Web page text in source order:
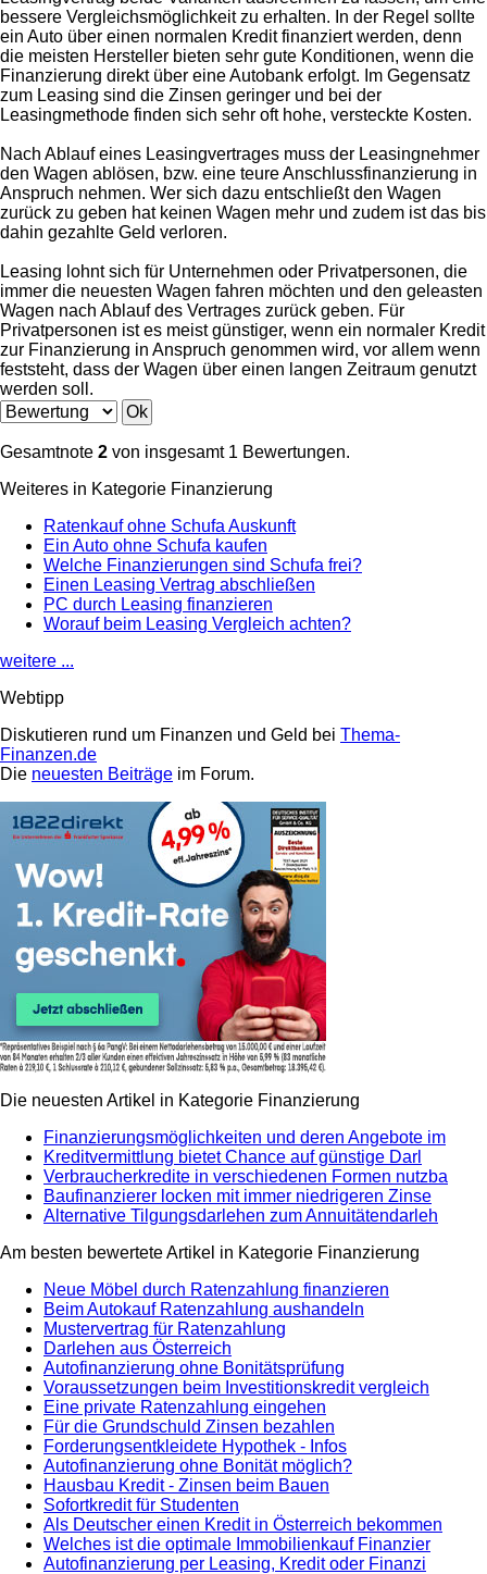
bessere Vergleichsmöglichkeit zu erhalten. In der Regel sollte
ein Auto über einen normalen Kredit finanziert werden, denn
die meisten Hersteller bieten sehr gute Konditionen, wenn die
Finanzierung direkt über eine Autobank erfolgt. Im Gegensatz
zum Leasing sind die Zinsen geringer und bei der
Leasingmethode finden sich sehr oft hohe, versteckte Kosten.
Nach Ablauf eines Leasingvertrages muss der Leasingnehmer
den Wagen ablösen, bzw. eine teure Anschlussfinanzierung in
Anspruch nehmen. Wer sich dazu entschließt den Wagen
zurück zu geben hat keinen Wagen mehr und zudem ist das bis
dahin gezahlte Geld verloren.
Leasing lohnt sich für Unternehmen oder Privatpersonen, die
immer die neuesten Wagen fahren möchten und den geleasten
Wagen nach Ablauf des Vertrages zurück geben. Für
Privatpersonen ist es meist günstiger, wenn ein normaler Kredit
zur Finanzierung in Anspruch genommen wird, vor allem wenn
feststeht, dass der Wagen über einen langen Zeitraum genutzt
werden soll.
Gesamtnote 2 von insgesamt 1 Bewertungen.
Weiteres in Kategorie Finanzierung
Ratenkauf ohne Schufa Auskunft
Ein Auto ohne Schufa kaufen
Welche Finanzierungen sind Schufa frei?
Einen Leasing Vertrag abschließen
PC durch Leasing finanzieren
Worauf beim Leasing Vergleich achten?
weitere ...
Webtipp
Diskutieren rund um Finanzen und Geld bei Thema-
Finanzen.de
Die neuesten Beiträge im Forum.
Die neuesten Artikel in Kategorie Finanzierung
Finanzierungsmöglichkeiten und deren Angebote im
Kreditvermittlung bietet Chance auf günstige Darl
Verbraucherkredite in verschiedenen Formen nutzba
Baufinanzierer locken mit immer niedrigeren Zinse
Alternative Tilgungsdarlehen zum Annuitätendarleh
Am besten bewertete Artikel in Kategorie Finanzierung
Neue Möbel durch Ratenzahlung finanzieren
Beim Autokauf Ratenzahlung aushandeln
Mustervertrag für Ratenzahlung
Darlehen aus Österreich
Autofinanzierung ohne Bonitätsprüfung
Voraussetzungen beim Investitionskredit vergleich
Eine private Ratenzahlung eingehen
Für die Grundschuld Zinsen bezahlen
Forderungsentkleidete Hypothek - Infos
Autofinanzierung ohne Bonität möglich?
Hausbau Kredit - Zinsen beim Bauen
Sofortkredit für Studenten
Als Deutscher einen Kredit in Österreich bekommen
Welches ist die optimale Immobilienkauf Finanzier
Autofinanzierung per Leasing, Kredit oder Finanzi